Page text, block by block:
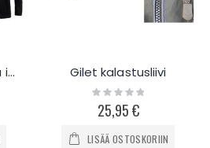
Fleece -takki hupulla iShine Gilet kalastusliivi
Rating:
0%
25,95 €
LISÄÄ OSTOSKORIIN